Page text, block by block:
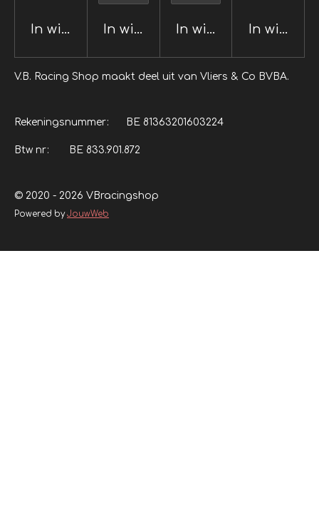
In winkelwagenIn winkelwagenIn winkelwagen
In
V.B. Racing Shop maakt deel uit van Vliers & Co BVBA.
Rekeningsnummer: BE 81363201603224
Btw nr: BE 833.901.872
© 2020 - 2026 VBracingshop
Powered byJouwWeb